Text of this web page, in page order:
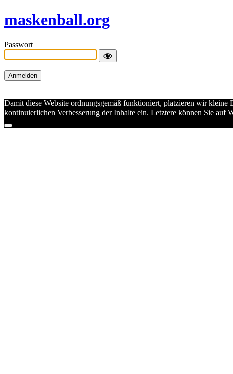
maskenball.org
Passwort
Damit diese Website ordnungsgemäß funktioniert, platzieren wir
kontinuierlichen Verbesserung der Inhalte ein. Letztere können Sie auf